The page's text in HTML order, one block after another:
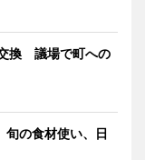
換 議場で町への
の食材使い、日